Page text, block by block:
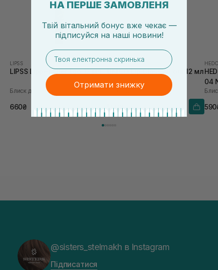
LIPSS
LIPSS Lipper Alter Ego 12 мл
Блиск для губ
660₴
UNICO
UNICO Lip Gloss Amour 12 мл
Блиск для губ
590₴
04
@sisters_stelmakh в Instagram
Підписатися
НА ПЕРШЕ ЗАМОВЛЕНЯ
Твій вітальний бонус вже чекає —
підписуйся на наші новини!
email
Отримати знижку